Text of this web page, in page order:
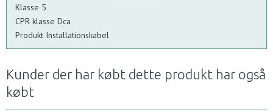
Klasse 5
CPR klasse Dca
Produkt Installationskabel
Kunder der har købt dette produkt har også
købt